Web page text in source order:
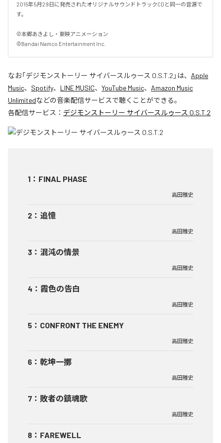
2015年5月29日に発売されたオリジナルサウンドトラックCDと同一の音源で
す。
©本郷あきよし・東映アニメーション
©Bandai Namco Entertainment Inc.
なお「デジモンストーリー サイバースルゥース O.S.T.2 」は、 Apple
Music、 Spotify、 LINE MUSIC、 YouTube Music、 Amazon Music
Unlimitedなどの音楽配信サービスで聴くことができる。
各配信サービス： デジモンストーリー サイバースルゥース O.S.T.2
1 ： FINAL PHASE
高田雅史
2 ： 追憶
高田雅史
3 ： 混沌の情景
高田雅史
4 ： 霞色の告白
高田雅史
5 ： CONFRONT THE ENEMY
高田雅史
6 ： 乾坤一擲
高田雅史
7 ： 敗者の鎮魂歌
高田雅史
8 ： FAREWELL